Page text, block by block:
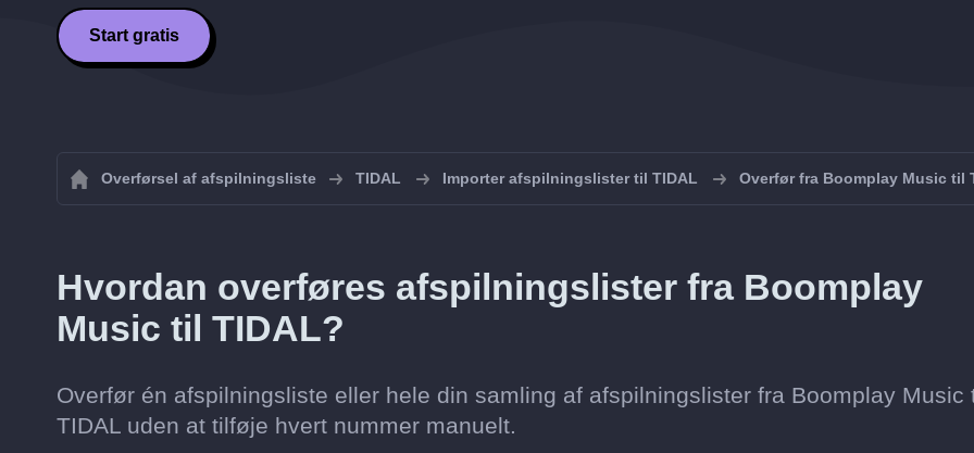
Start gratis
Overførsel af afspilningsliste TIDAL Importer afspilningslister til TIDAL Overfør fra Boomplay Music til
Hvordan overføres afspilningslister fra Boomplay
Music til TIDAL?
Overfør én afspilningsliste eller hele din samling af afspilningslister fra Boomplay Music
TIDAL uden at tilføje hvert nummer manuelt.